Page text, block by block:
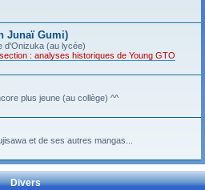
Junaï Gumi)
d'Onizuka (au lycée)
: analyses historiques de Young GTO
plus jeune (au collège) ^^
et de ses autres mangas...
Divers